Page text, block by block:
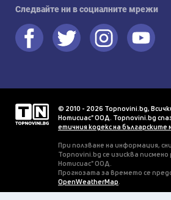
Следвайте ни в социалните мрежи
© 2010 - 2026 Topnovini.bg,
Нотисиас" ООД. Topnovini.bg
етичния кодекс на българските
При ползване на информация,
Topnovini.bg се изисква
Нотисиас" ООД.
Прогнозата за времето се
OpenWeatherMap.